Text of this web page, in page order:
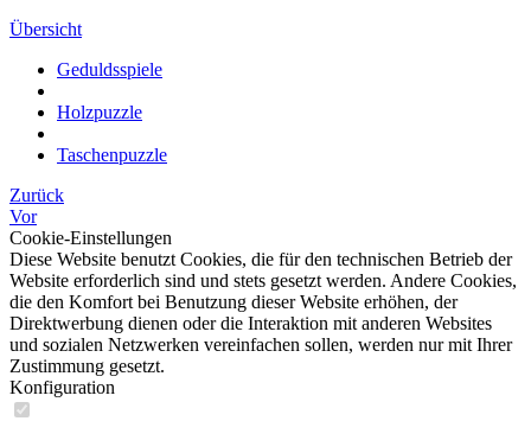
Übersicht
Geduldsspiele
Holzpuzzle
Taschenpuzzle
Zurück
Vor
Cookie-Einstellungen
Diese Website benutzt Cookies, die für den technischen Betrieb der
Website erforderlich sind und stets gesetzt werden. Andere Cookies,
die den Komfort bei Benutzung dieser Website erhöhen, der
Direktwerbung dienen oder die Interaktion mit anderen Websites
und sozialen Netzwerken vereinfachen sollen, werden nur mit Ihrer
Zustimmung gesetzt.
Konfiguration